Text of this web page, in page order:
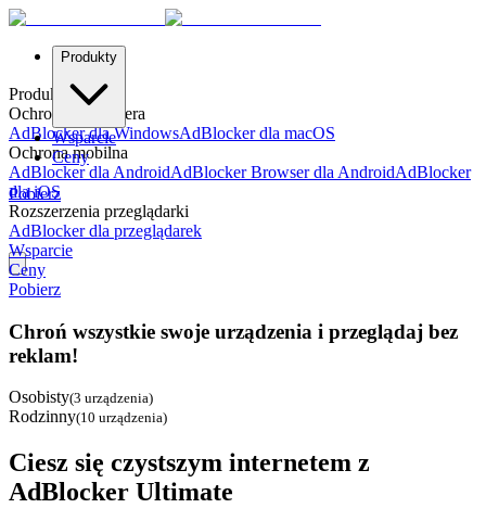
Produkty
Wsparcie
Ceny
Pobierz
Produkty
Ochrona komputera
AdBlocker dla WindowsAdBlocker dla macOS
Ochrona mobilna
AdBlocker dla AndroidAdBlocker Browser dla AndroidAdBlocker
dla iOS
Rozszerzenia przeglądarki
AdBlocker dla przeglądarek
Wsparcie
Ceny
Pobierz
Chroń wszystkie swoje urządzenia i przeglądaj bez
reklam!
Osobisty(3 urządzenia)
Rodzinny(10 urządzenia)
Ciesz się czystszym internetem z
AdBlocker Ultimate